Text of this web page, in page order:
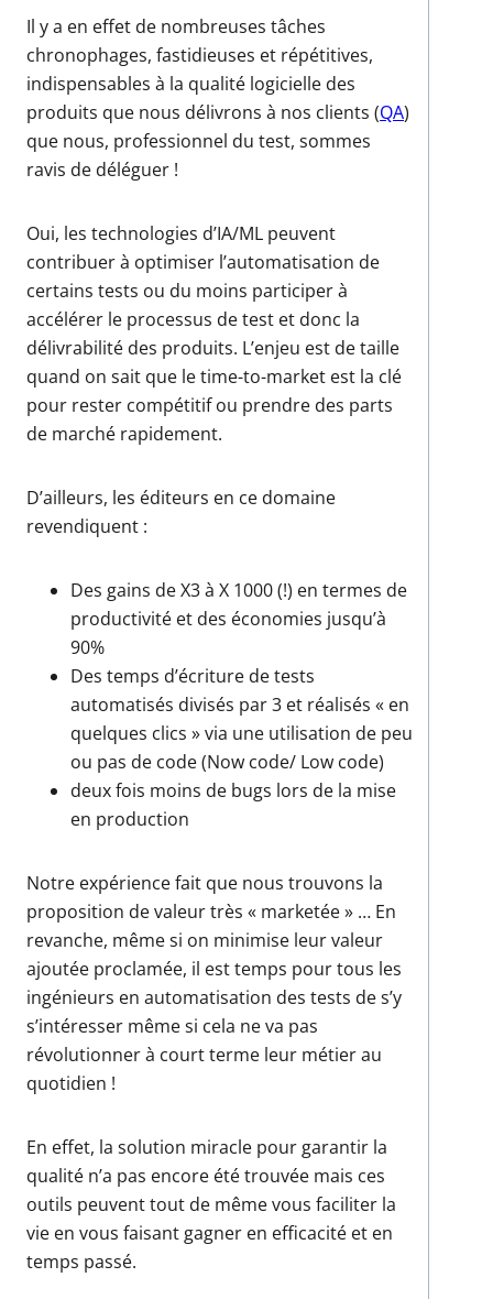
Il y a en effet de nombreuses tâches
chronophages, fastidieuses et répétitives,
indispensables à la qualité logicielle des
produits que nous délivrons à nos clients (QA)
que nous, professionnel du test, sommes
ravis de déléguer !
Oui, les technologies d’IA/ML peuvent
contribuer à optimiser l’automatisation de
certains tests ou du moins participer à
accélérer le processus de test et donc la
délivrabilité des produits. L’enjeu est de taille
quand on sait que le time-to-market est la clé
pour rester compétitif ou prendre des parts
de marché rapidement.
D’ailleurs, les éditeurs en ce domaine
revendiquent :
Des gains de X3 à X 1000 (!) en termes de
productivité et des économies jusqu’à
90%
Des temps d’écriture de tests
automatisés divisés par 3 et réalisés « en
quelques clics » via une utilisation de peu
ou pas de code (Now code/ Low code)
deux fois moins de bugs lors de la mise
en production
Notre expérience fait que nous trouvons la
proposition de valeur très « marketée » … En
revanche, même si on minimise leur valeur
ajoutée proclamée, il est temps pour tous les
ingénieurs en automatisation des tests de s’y
s’intéresser même si cela ne va pas
révolutionner à court terme leur métier au
quotidien !
En effet, la solution miracle pour garantir la
qualité n’a pas encore été trouvée mais ces
outils peuvent tout de même vous faciliter la
vie en vous faisant gagner en efficacité et en
temps passé.